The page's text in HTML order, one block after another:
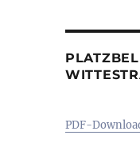
PDF-